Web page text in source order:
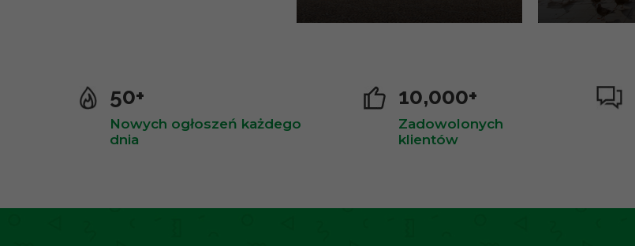
50+
Nowych ogłoszeń każdego
dnia
10,000+
Zadowolonych
klientów